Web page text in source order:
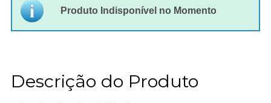
Produto Indisponível no Momento
Descrição do Produto